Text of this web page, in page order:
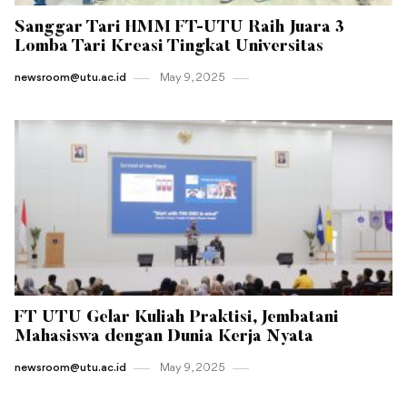
Sanggar Tari HMM FT-UTU Raih Juara 3
Lomba Tari Kreasi Tingkat Universitas
newsroom@utu.ac.id May 9 , 2025
FT UTU Gelar Kuliah Praktisi, Jembatani
Mahasiswa dengan Dunia Kerja Nyata
newsroom@utu.ac.id May 9 , 2025